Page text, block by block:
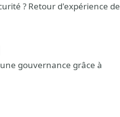
? Retour d'expérience de
gouvernance grâce à